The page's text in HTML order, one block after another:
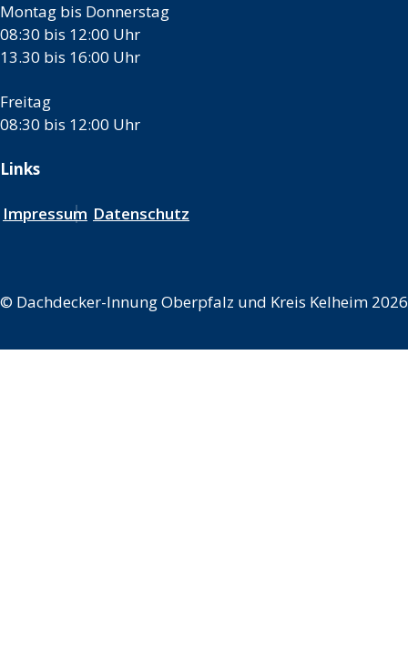
Montag bis Donnerstag
08:30 bis 12:00 Uhr
13.30 bis 16:00 Uhr
Freitag
08:30 bis 12:00 Uhr
Links
Impressum Datenschutz
© Dachdecker-Innung Oberpfalz und Kreis Kelheim 2026